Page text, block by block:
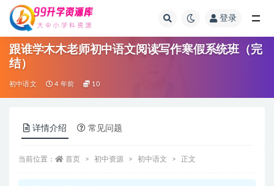
登录
跟谁学木木老师初中语文阅读写作寒假系统班（完
结）
初中语文 4 年前 10
详情介绍 常见问题
当前位置： 首页 初中资源 初中语文 正文